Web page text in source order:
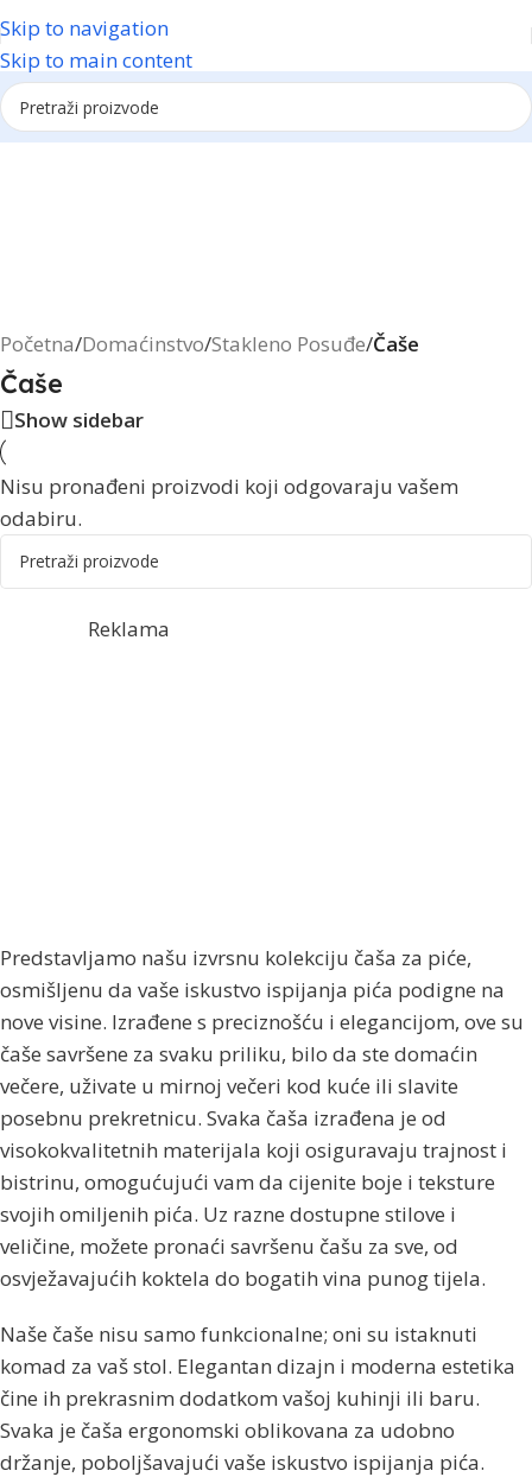
Skip to navigation
Skip to main content
Reklama
Početna/Domaćinstvo/Stakleno Posuđe/Čaše
Čaše
Show sidebar
Nisu pronađeni proizvodi koji odgovaraju vašem
odabiru.
Reklama
Predstavljamo našu izvrsnu kolekciju čaša za piće,
osmišljenu da vaše iskustvo ispijanja pića podigne na
nove visine. Izrađene s preciznošću i elegancijom, ove su
čaše savršene za svaku priliku, bilo da ste domaćin
večere, uživate u mirnoj večeri kod kuće ili slavite
posebnu prekretnicu. Svaka čaša izrađena je od
visokokvalitetnih materijala koji osiguravaju trajnost i
bistrinu, omogućujući vam da cijenite boje i teksture
svojih omiljenih pića. Uz razne dostupne stilove i
veličine, možete pronaći savršenu čašu za sve, od
osvježavajućih koktela do bogatih vina punog tijela.
Naše čaše nisu samo funkcionalne; oni su istaknuti
komad za vaš stol. Elegantan dizajn i moderna estetika
čine ih prekrasnim dodatkom vašoj kuhinji ili baru.
Svaka je čaša ergonomski oblikovana za udobno
držanje, poboljšavajući vaše iskustvo ispijanja pića.